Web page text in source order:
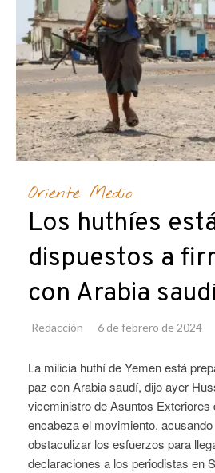
Oriente Medio
Los huthíes
dispuestos a
con Arabia
Redacción 6 de febrero de 2024
La milicia huthí de Yemen está
paz con Arabia saudí, dijo ayer
viceministro de Asuntos Exteriores
encabeza el movimiento,
obstaculizar los esfuerzos para
declaraciones a los periodistas en